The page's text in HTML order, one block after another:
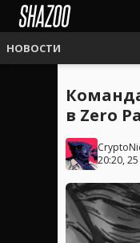
НОВОСТИ
в Zero
20:20,